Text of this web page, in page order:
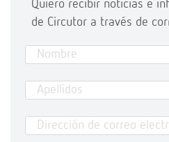
Quiero recibir noticias e
de Circutor a través de